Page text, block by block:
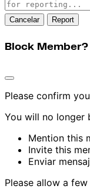
note
Report
Block Member?
Please confirm
You will no longer
Mention this
Invite this
Enviar
Please allow a